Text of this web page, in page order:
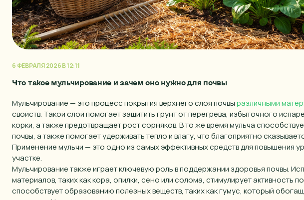
6 ФЕВРАЛЯ 2026 В 12:11
Что такое мульчирование и зачем оно нужно для почвы
Мульчирование — это процесс покрытия верхнего слоя почвыразличными
свойств. Такой слой помогает защитить грунт от перегрева, избыточного
корки, а также предотвращает рост сорняков. В то же время мульча
почвы, а также помогает удерживать тепло и влагу, что благоприятно
Применение мульчи — это одно из самых эффективных средств для повышения
участке.
Мульчирование также играет ключевую роль в поддержании здоровья почвы.
материалов, таких как кора, опилки, сено или солома, стимулирует активность
способствует образованию полезных веществ, таких как гумус, который